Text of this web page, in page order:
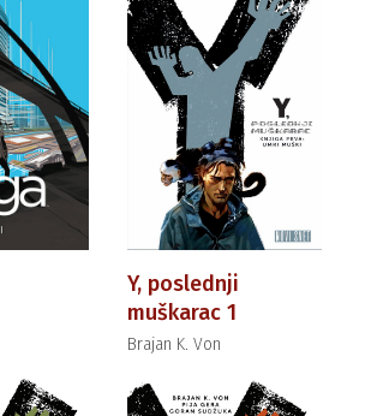
Y, poslednji
muškarac 1
Brajan K. Von